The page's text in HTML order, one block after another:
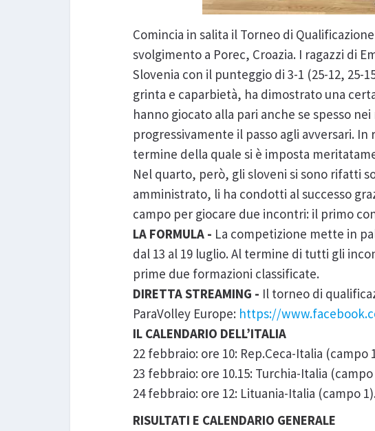
Comincia in salita il Torneo di
svolgimento a Porec, Croazia. I ragazzi di
Slovenia con il punteggio di 3-1 (25-12, 25-
grinta e caparbietà, ha dimostrato una
hanno giocato alla pari anche se spesso
progressivamente il passo agli avversari.
termine della quale si è imposta
Nel quarto, però, gli sloveni si sono rifatti
amministrato, li ha condotti al successo
campo per giocare due incontri: il primo
LA FORMULA - La competizione mette in
dal 13 al 19 luglio. Al termine di tutti gli
prime due formazioni classificate.
DIRETTA STREAMING - Il torneo di
ParaVolley Europe: https://
IL CALENDARIO DELL’ITALIA
22 febbraio: ore 10: Rep.Ceca-Italia
23 febbraio: ore 10.15: Turchia-Italia
24 febbraio: ore 12: Lituania-Italia (campo
RISULTATI E CALENDARIO GENERALE